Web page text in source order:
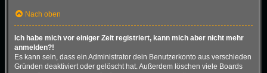
Nach oben
Ich habe mich vor einiger Zeit registriert, kann mich aber nicht mehr
anmelden?!
Es kann sein, dass ein Administrator dein Benutzerkonto aus verschieden
Gründen deaktiviert oder gelöscht hat. Außerdem löschen viele Boards